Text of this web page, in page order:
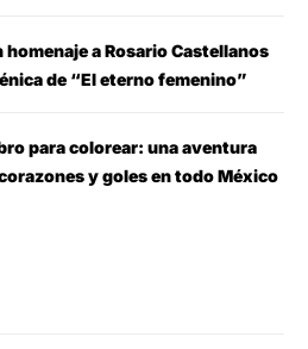
homenaje a Rosario Castellanos
de “El eterno femenino”
para colorear: una aventura
y goles en todo México